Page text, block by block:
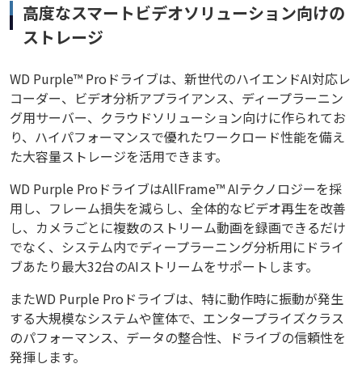
高度なスマートビデオソリューション向けの
ストレージ
WD Purple™ Proドライブは、新世代のハイエンドAI対応レ
コーダー、ビデオ分析アプライアンス、ディープラーニン
グ用サーバー、クラウドソリューション向けに作られてお
り、ハイパフォーマンスで優れたワークロード性能を備え
た大容量ストレージを活用できます。
WD Purple ProドライブはAllFrame™ AIテクノロジーを採
用し、フレーム損失を減らし、全体的なビデオ再生を改善
し、カメラごとに複数のストリーム動画を録画できるだけ
でなく、システム内でディープラーニング分析用にドライ
ブあたり最大32台のAIストリームをサポートします。
またWD Purple Proドライブは、特に動作時に振動が発生
する大規模なシステムや筐体で、エンタープライズクラス
のパフォーマンス、データの整合性、ドライブの信頼性を
発揮します。